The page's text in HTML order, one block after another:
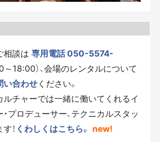
相談は 専用電話 050-5574-
～18:00）、会場のレンタルについて
い合わせください。
ルチャーでは一緒に働いてくれるイ
プロデューサー、テクニカルスタッ
！ くわしくはこちら。 new!